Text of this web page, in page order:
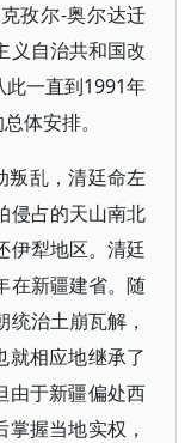
孜尔-奥尔达迁
义自治共和国改
一直到1991年
体安排。
叛乱，清廷命左
侵占的天山南北
伊犁地区。清廷
在新疆建省。随
治土崩瓦解，
就相应地继承了
由于新疆偏处西
握当地实权，